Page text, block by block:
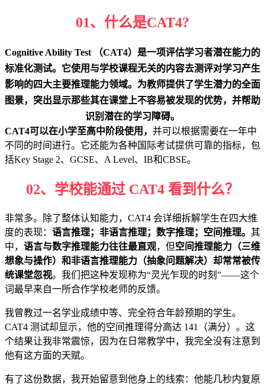
01、 什么是CAT4?
Cognitive Ability Test （CAT4）是一项评估学习者潜在能力的
标准化测试。 它使用与学校课程无关的内容去测评对学习产生
影响的四大主要推理能力领域。为教师提供了学生潜力的全面
图景，突出显示那些其在课堂上不容易被发现的优势，并帮助
识别潜在的学习障碍。
CAT4可以在小学至高中阶段使用， 并可以根据需要在一年中
不同的时间进行。它还能为各种国际考试提供可靠的指标，包
括Key Stage 2、GCSE、A Level、IB和CBSE。
02、学校能通过 CAT4 看到什么？
非常多。除了整体认知能力，CAT4 会详细拆解学生在四大维
度的表现： 语言推理；非语言推理；数字推理；空间推理。 其
中， 语言与数字推理能力往往最直观，但空间推理能力（三维
想象与操作）和非语言推理能力（抽象问题解决） 却常常被传
统课堂忽视。我们把这种发现称为“灵光乍现的时刻”——这个
词最早来自一所合作学校老师的反馈。
我曾教过一名学业成绩中等、完全符合年龄预期的学生。
CAT4 测试却显示，他的空间推理得分高达 141（满分）。这
个结果让我非常震惊，因为在日常教学中，我完全没有注意到
他有这方面的天赋。
有了这份数据，我开始留意到他身上的线索：他能几秒内复原